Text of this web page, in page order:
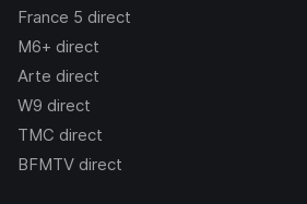
France 5 direct
M6+ direct
Arte direct
W9 direct
TMC direct
BFMTV direct